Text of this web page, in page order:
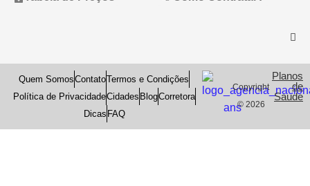
Quem SomosContatoTermos e Condições
Política de PrivacidadeCidades BlogCorretora
Dicas FAQ
Copyright
© 2026
Planos
de
Saude